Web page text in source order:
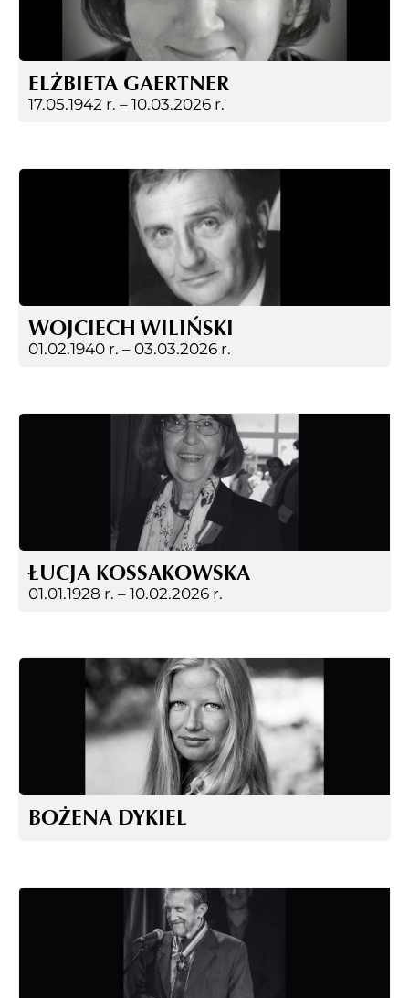
ELŻBIETA GAERTNER
17.05.1942 r. – 10.03.2026 r.
WOJCIECH WILIŃSKI
01.02.1940 r. – 03.03.2026 r.
ŁUCJA KOSSAKOWSKA
01.01.1928 r. – 10.02.2026 r.
BOŻENA DYKIEL